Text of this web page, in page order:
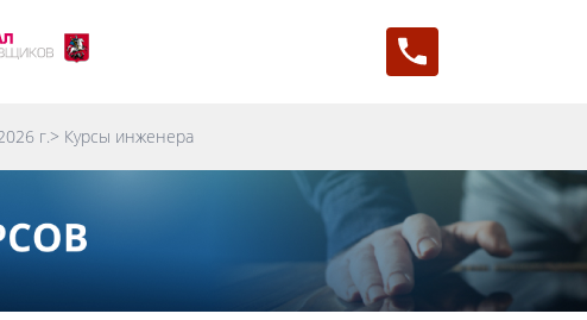
г.> Курсы инженера